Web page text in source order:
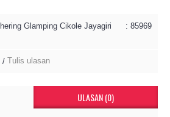
: 85969
Glamping Cikole Jayagiri
/ Tulis ulasan
ULASAN (0)